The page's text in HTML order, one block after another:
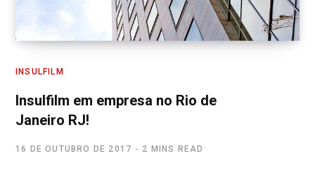
INSULFILM
Insulfilm em empresa no Rio de
Janeiro RJ!
16 DE OUTUBRO DE 2017 2 MINS READ